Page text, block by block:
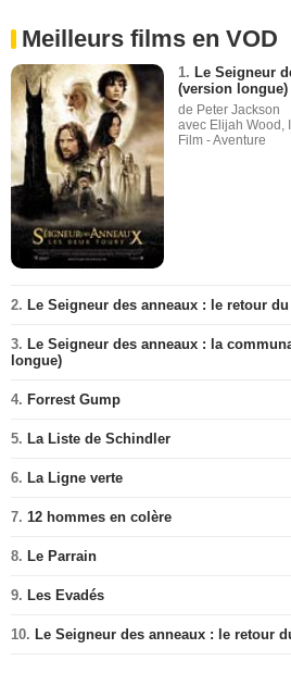
Meilleurs films en VOD
1. Le Seigneur
(version longue)
de Peter Jackson
avec Elijah Wood,
Film - Aventure
2. Le Seigneur des anneaux : le retour
3. Le Seigneur des anneaux : la
longue)
4. Forrest Gump
5. La Liste de Schindler
6. La Ligne verte
7. 12 hommes en colère
8. Le Parrain
9. Les Evadés
10. Le Seigneur des anneaux : le retour